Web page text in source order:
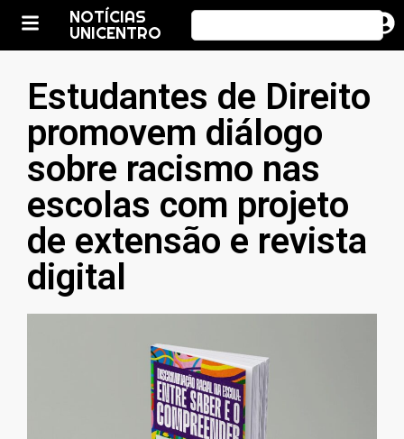
NOTÍCIAS
UNICENTRO
Estudantes de Direito
promovem diálogo
sobre racismo nas
escolas com projeto
de extensão e revista
digital